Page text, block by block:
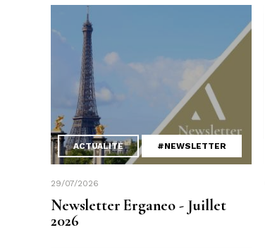
ACTUALITÉ #NEWSLETTER
29/07/2026
Newsletter Erganeo - Juillet
2026